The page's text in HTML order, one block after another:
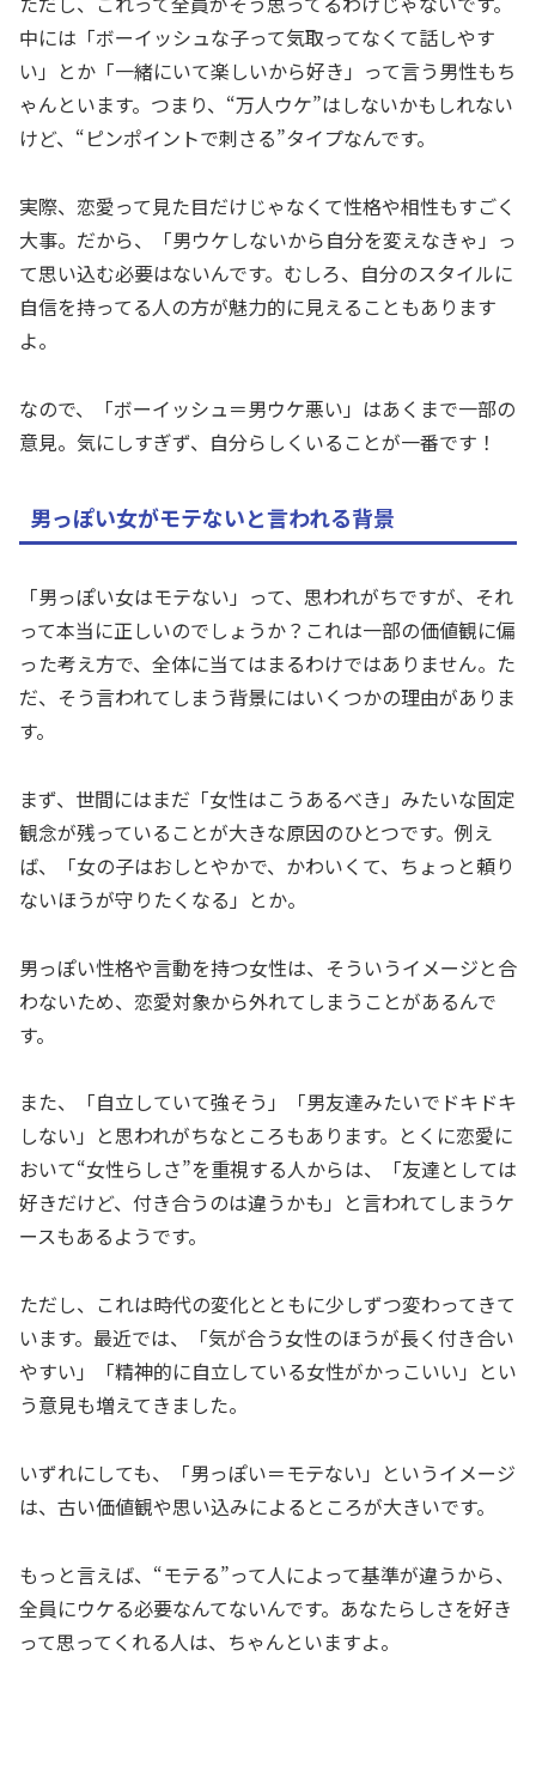
中には「ボーイッシュな子って気取ってなくて話しやす
い」とか「一緒にいて楽しいから好き」って言う男性もち
ゃんといます。つまり、“万人ウケ”はしないかもしれない
けど、“ピンポイントで刺さる”タイプなんです。
実際、恋愛って見た目だけじゃなくて性格や相性もすごく
大事。だから、「男ウケしないから自分を変えなきゃ」っ
て思い込む必要はないんです。むしろ、自分のスタイルに
自信を持ってる人の方が魅力的に見えることもあります
よ。
なので、「ボーイッシュ＝男ウケ悪い」はあくまで一部の
意見。気にしすぎず、自分らしくいることが一番です！
男っぽい女がモテないと言われる背景
「男っぽい女はモテない」って、思われがちですが、それ
って本当に正しいのでしょうか？これは一部の価値観に偏
った考え方で、全体に当てはまるわけではありません。た
だ、そう言われてしまう背景にはいくつかの理由がありま
す。
まず、世間にはまだ「女性はこうあるべき」みたいな固定
観念が残っていることが大きな原因のひとつです。例え
ば、「女の子はおしとやかで、かわいくて、ちょっと頼り
ないほうが守りたくなる」とか。
男っぽい性格や言動を持つ女性は、そういうイメージと合
わないため、恋愛対象から外れてしまうことがあるんで
す。
また、「自立していて強そう」「男友達みたいでドキドキ
しない」と思われがちなところもあります。とくに恋愛に
おいて“女性らしさ”を重視する人からは、「友達としては
好きだけど、付き合うのは違うかも」と言われてしまうケ
ースもあるようです。
ただし、これは時代の変化とともに少しずつ変わってきて
います。最近では、「気が合う女性のほうが長く付き合い
やすい」「精神的に自立している女性がかっこいい」とい
う意見も増えてきました。
いずれにしても、「男っぽい＝モテない」というイメージ
は、古い価値観や思い込みによるところが大きいです。
もっと言えば、“モテる”って人によって基準が違うから、
全員にウケる必要なんてないんです。あなたらしさを好き
って思ってくれる人は、ちゃんといますよ。